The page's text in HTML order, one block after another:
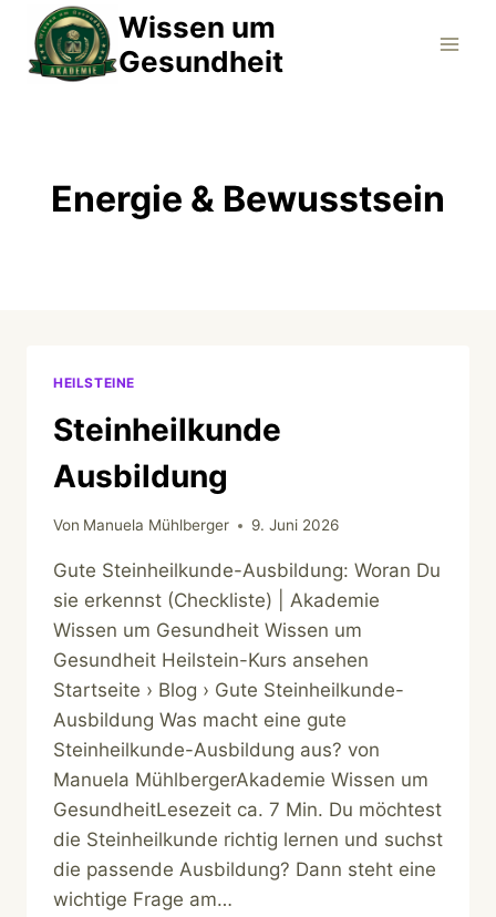
Inhalt
springen
Wissen um
Gesundheit
Energie & Bewusstsein
HEILSTEINE
Steinheilkunde
Ausbildung
Von Manuela Mühlberger 9. Juni 2026
Gute Steinheilkunde-Ausbildung: Woran Du
sie erkennst (Checkliste) | Akademie
Wissen um Gesundheit Wissen um
Gesundheit Heilstein-Kurs ansehen
Startseite › Blog › Gute Steinheilkunde-
Ausbildung Was macht eine gute
Steinheilkunde-Ausbildung aus? von
Manuela MühlbergerAkademie Wissen um
GesundheitLesezeit ca. 7 Min. Du möchtest
die Steinheilkunde richtig lernen und suchst
die passende Ausbildung? Dann steht eine
wichtige Frage am…